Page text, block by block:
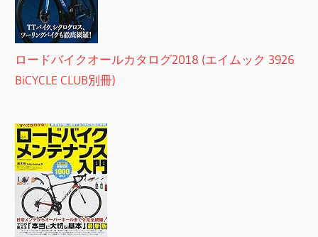
ロードバイクオールカタログ2018 (エイムック 3926
BiCYCLE CLUB別冊)